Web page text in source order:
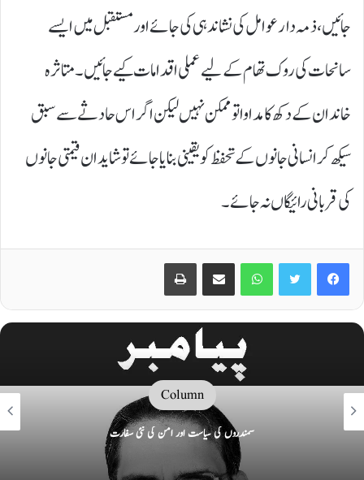
جائیں، ذمہ دار عوامل کی نشاندہی کی جائے اور مستقبل میں ایسے
سانحات کی روک تھام کے لیے عملی اقدامات کیے جائیں۔ متاثرہ
خاندان کے دکھ کا مداوا تو ممکن نہیں لیکن اگر اس حادثے سے سبق
سیکھ کر انسانی جانوں کے تحفظ کو یقینی بنایا جائے تو شاید ان قیمتی جانوں
کی قربانی رائیگاں نہ جائے۔
Facebook
Twitter
WhatsApp
Share via Email
Print
Column
سمندروں کی سیاست اور امن کی نئی سفارت